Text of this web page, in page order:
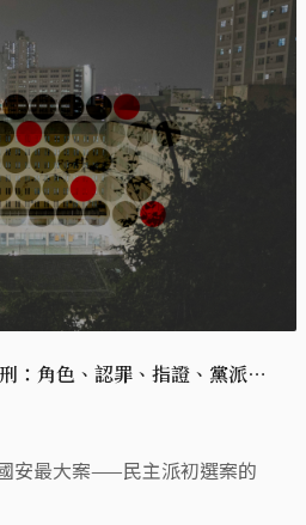
：角色、認罪、指證、黨派…
安最大案——民主派初選案的